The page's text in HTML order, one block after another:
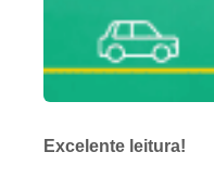
Excelente leitura!